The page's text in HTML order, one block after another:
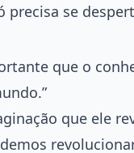
precisa se
que o
que ele